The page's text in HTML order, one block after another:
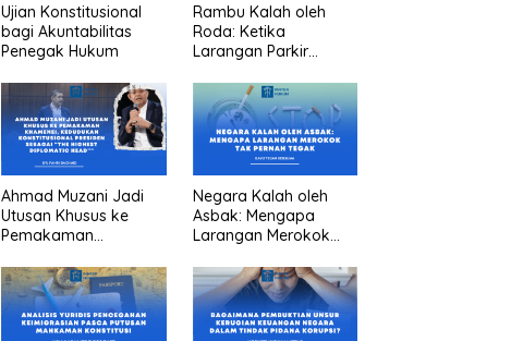
Ujian Konstitusional
bagi Akuntabilitas
Penegak Hukum
Rambu Kalah oleh
Roda: Ketika
Larangan Parkir
Ahmad Muzani Jadi
Utusan Khusus ke
Pemakaman
konstitusional
Presiden sebagai “the
highest diplomatic
head””
Negara Kalah oleh
Asbak: Mengapa
Larangan Merokok